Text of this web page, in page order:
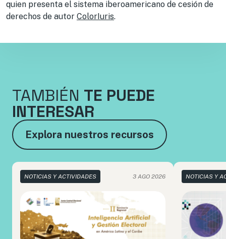
quien presenta el sistema iberoamericano de cesión de
derechos de autor ColorIuris.
TAMBIÉN TE PUEDE
INTERESAR
Explora nuestros recursos
NOTICIAS Y ACTIVIDADES 3 AGO 2026 NOTICIAS Y